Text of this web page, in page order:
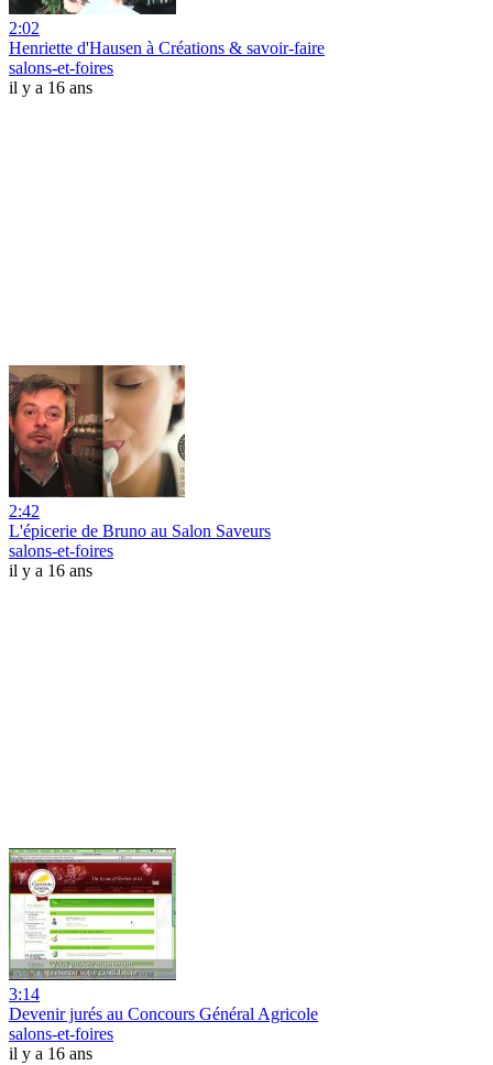
2:02
Henriette d'Hausen à Créations & savoir-faire
salons-et-foires
il y a 16 ans
2:42
L'épicerie de Bruno au Salon Saveurs
salons-et-foires
il y a 16 ans
3:14
Devenir jurés au Concours Général Agricole
salons-et-foires
il y a 16 ans